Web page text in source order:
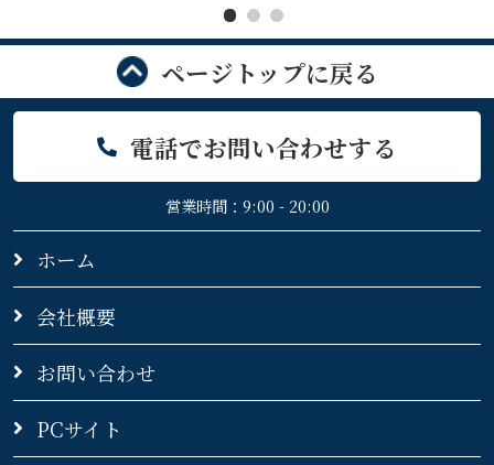
ページトップに戻る
電話でお問い合わせする
営業時間：9:00 - 20:00
ホーム
会社概要
お問い合わせ
PCサイト